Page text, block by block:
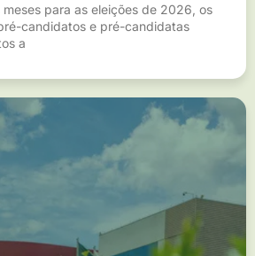
meses para as eleições de 2026, os
candidatos e pré-candidatas
a